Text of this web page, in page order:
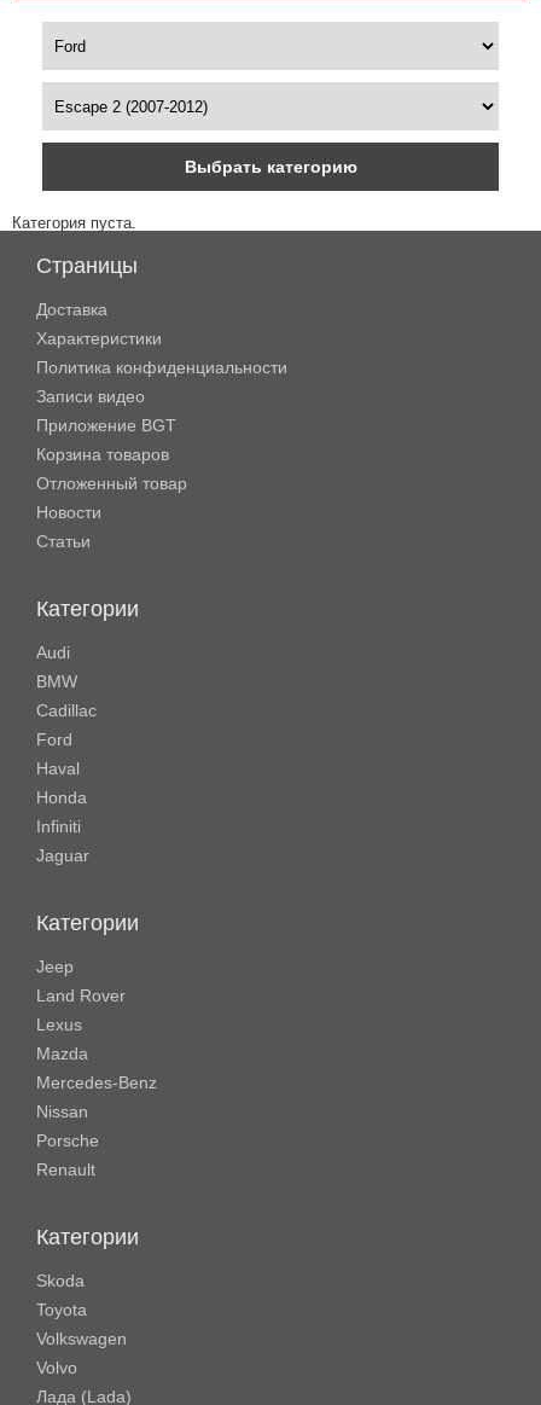
Выбрать категорию
Категория пуста.
Страницы
Доставка
Характеристики
Политика конфиденциальности
Записи видео
Приложение BGT
Корзина товаров
Отложенный товар
Новости
Статьи
Категории
Audi
BMW
Cadillac
Ford
Haval
Honda
Infiniti
Jaguar
Категории
Jeep
Land Rover
Lexus
Mazda
Mercedes-Benz
Nissan
Porsche
Renault
Категории
Skoda
Toyota
Volkswagen
Volvo
Лада (Lada)